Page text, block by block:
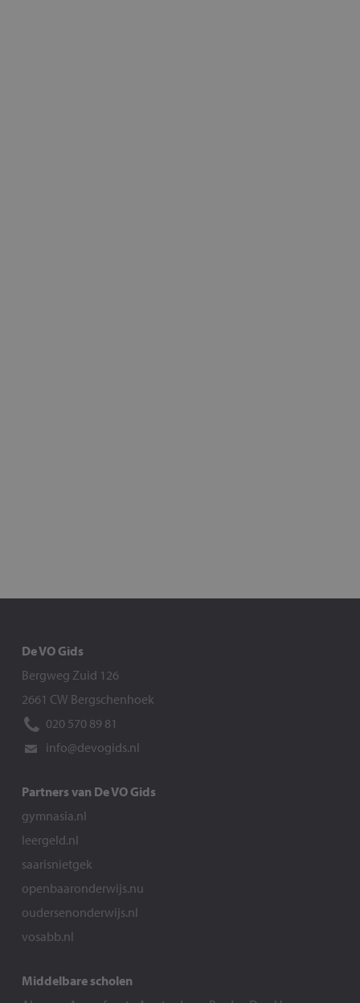
De VO Gids
Bergweg Zuid 126
2661 CW Bergschenhoek
020 570 89 81
info@devogids.nl
Partners van De VO Gids
gymnasia.nl
leergeld.nl
saarisnietgek
openbaaronderwijs.nu
oudersenonderwijs.nl
vosabb.nl
Middelbare scholen